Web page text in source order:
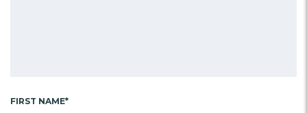
FIRST NAME*